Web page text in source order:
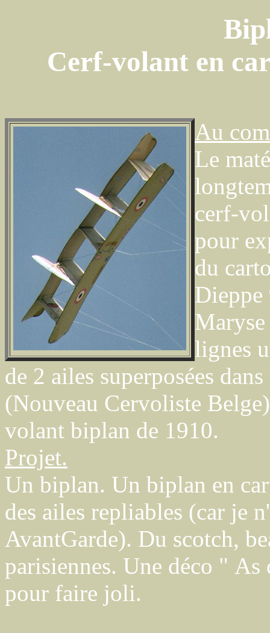
Cerf-volant en
Au
Le
cerf-
pour
du
Dieppe
lignes
de 2 ailes superposées
(Nouveau Cervoliste
volant biplan de 1910.
Projet.
Un biplan. Un biplan en
des ailes repliables (car je
AvantGarde). Du scotch,
parisiennes. Une déco "
pour faire joli.